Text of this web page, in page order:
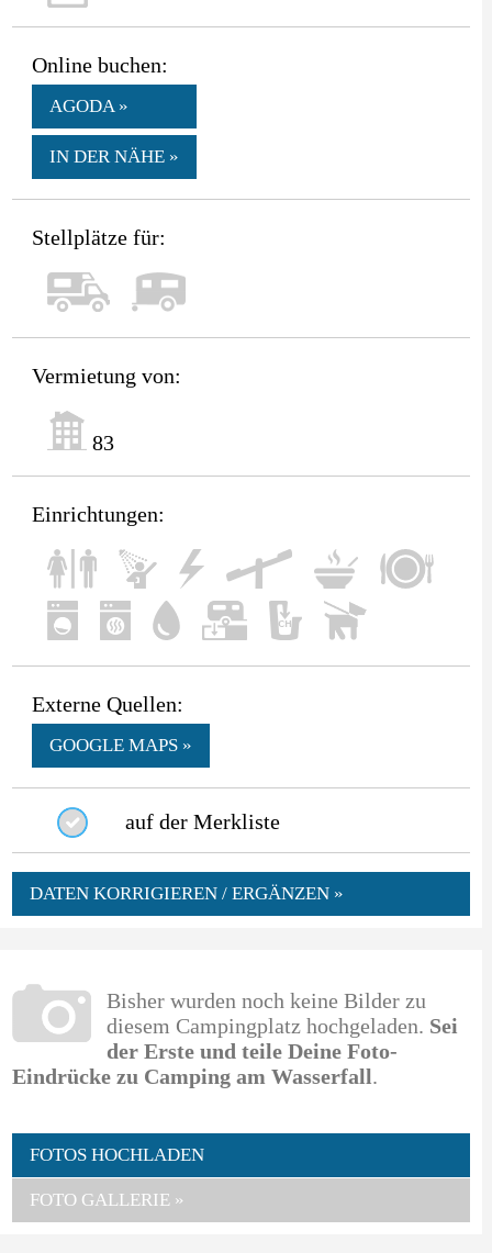
Online buchen:
AGODA »
IN DER NÄHE »
Stellplätze für:
Vermietung von:
83
Einrichtungen:
Externe Quellen:
GOOGLE MAPS »
auf der Merkliste
DATEN KORRIGIEREN / ERGÄNZEN »
Bisher wurden noch keine Bilder zu
diesem Campingplatz hochgeladen. Sei
der Erste und teile Deine Foto-
Eindrücke zu Camping am Wasserfall.
FOTOS HOCHLADEN
FOTO GALLERIE »